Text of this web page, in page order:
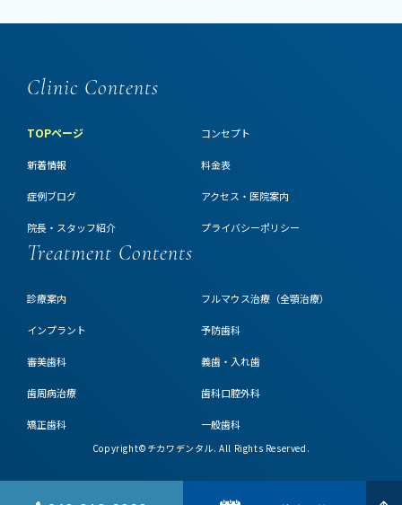
Clinic Contents
TOPページ
新着情報
症例ブログ
院長・スタッフ紹介
コンセプト
料金表
アクセス・医院案内
プライバシーポリシー
Treatment Contents
診療案内
インプラント
審美歯科
歯周病治療
矯正歯科
フルマウス治療（全顎治療）
予防歯科
義歯・入れ歯
歯科口腔外科
一般歯科
Copyright©チカワデンタル. All Rights Reserved.